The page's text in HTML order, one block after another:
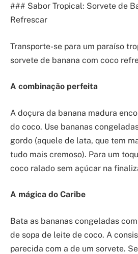
### Sabor Tropical: Sorvete de
Refrescar
Transporte-se para um paraíso
sorvete de banana com coco
A combinação perfeita
A doçura da banana madura
do coco. Use bananas
gordo (aquele de lata, que tem
tudo mais cremoso). Para um
coco ralado sem açúcar na
A mágica do Caribe
Bata as bananas congeladas
de sopa de leite de coco. A
parecida com a de um sorvete.